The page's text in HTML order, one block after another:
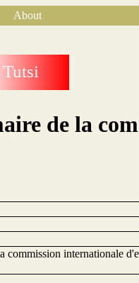
About
Tutsi
de la
commission internationale